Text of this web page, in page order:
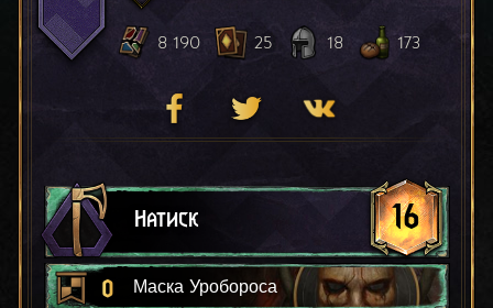
8 190 25 18 173
Натиск 16
0 Маска Уробороса